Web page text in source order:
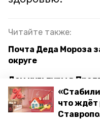
что
Читайте также:
Почта Деда Мороза
округе
Дом культуры в
отремонтируют по